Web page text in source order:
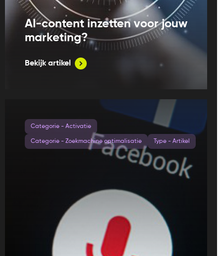
AI-content inzetten voor jouw
marketing?
Bekijk artikel
Categorie - Activatie
Categorie - Zoekmachine optimalisatie Type - Artikel